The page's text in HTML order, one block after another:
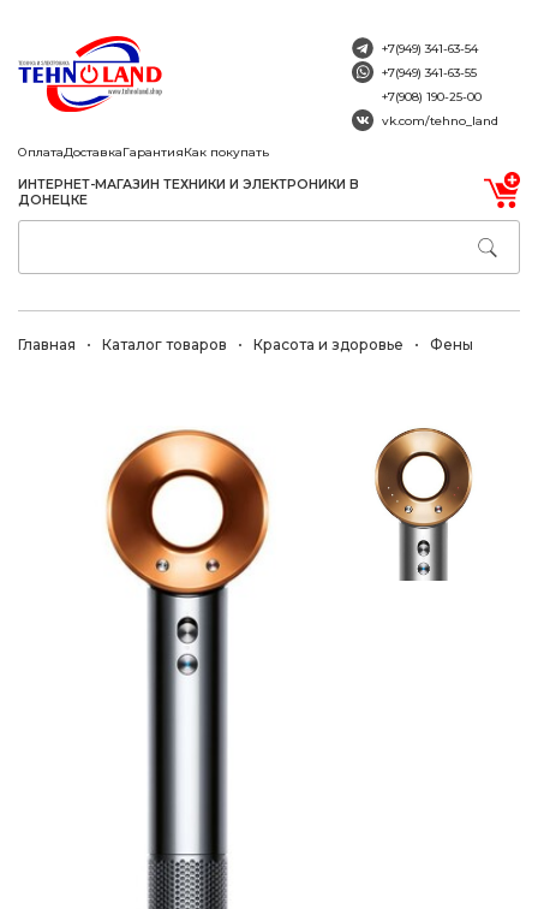
ОплатаДоставкаГарантияКак покупать
ИНТЕРНЕТ-МАГАЗИН ТЕХНИКИ И ЭЛЕКТРОНИКИ В
ДОНЕЦКЕ
+7(949) 341-63-54
+7(949) 341-63-55
+7(908) 190-25-00
vk.com/tehno_land
Главная Каталог товаров Красота и здоровье Фены